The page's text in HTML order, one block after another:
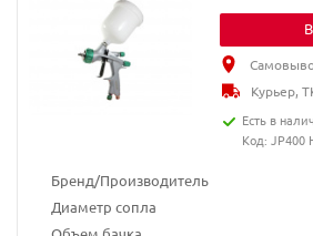
Бренд/Производитель
Диаметр сопла
Курьер,
Есть в
Код: JP400